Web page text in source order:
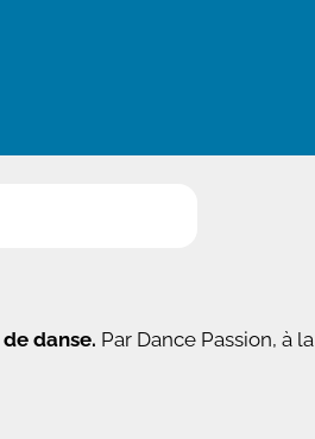
de danse. Par Dance Passion, à la